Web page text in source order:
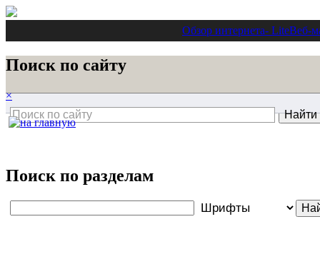
Обзор интернета- LiteВеб-
Поиск по сайту
×
Поиск по разделам